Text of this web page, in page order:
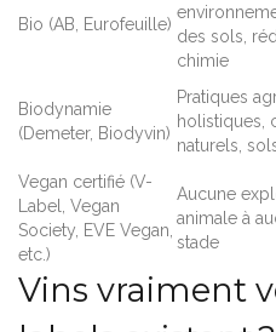
Bio (AB, Eurofeuille)
des sols,
chimie
Biodynamie
(Demeter, Biodyvin)
Pratiques
holistiques,
naturels,
Vegan certifié (V-
Label, Vegan
Society, EVE Vegan,
etc.)
Aucune
animale à
stade
Vins vraiment